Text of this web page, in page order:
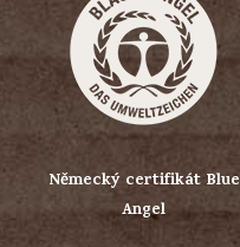
Německý certifikát Blue
Angel